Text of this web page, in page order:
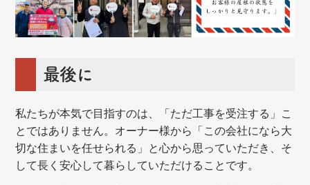
最後に
私たちが本気で目指すのは、「ただ工事を受注する」こ
とではありません。オーナー様から「この会社になら大
切な住まいを任せられる」と心から思っていただき、そ
して長く安心して暮らしていただけることです。